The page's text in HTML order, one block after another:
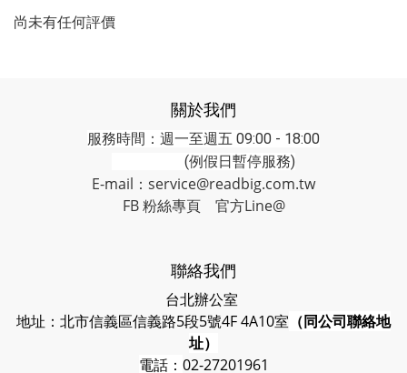
尚未有任何評價
關於我們
服務時間：週一至週五 09:00 - 18:00
(例假日暫停服務)
E-mail：service@readbig.com.tw
FB 粉絲專頁
官方Line@
聯絡我們
台北辦公室
地址：北市信義區信義路5段5號4F 4A10室 （同公司聯絡地
址）
電話： 02-27201961